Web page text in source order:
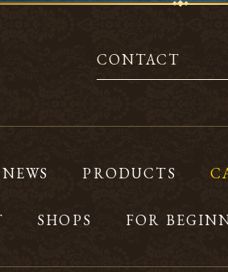
CONTACT
NEWS PRODUCTS
SHOPS FOR